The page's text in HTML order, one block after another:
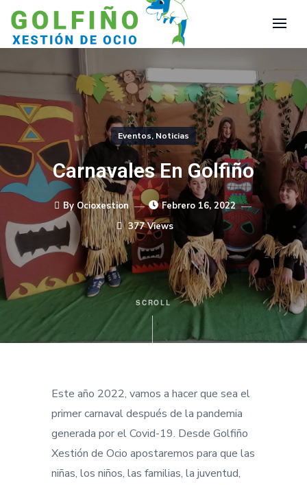
Eventos, Noticias
Carnavales En Golfiño
By Ocioxestion
Febrero 16, 2022
377 Views
SCROLL
Este año 2022, vamos a hacer que sea el
primer carnaval después de la pandemia
generada por el Covid-19. Desde Golfiño
Xestión de Ocio apostaremos para que las
niñas, los niños, las familias, la juventud,